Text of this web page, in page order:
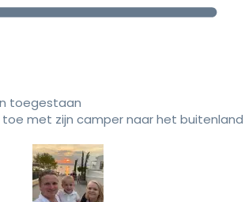
toegestaan
met zijn camper naar het buitenland